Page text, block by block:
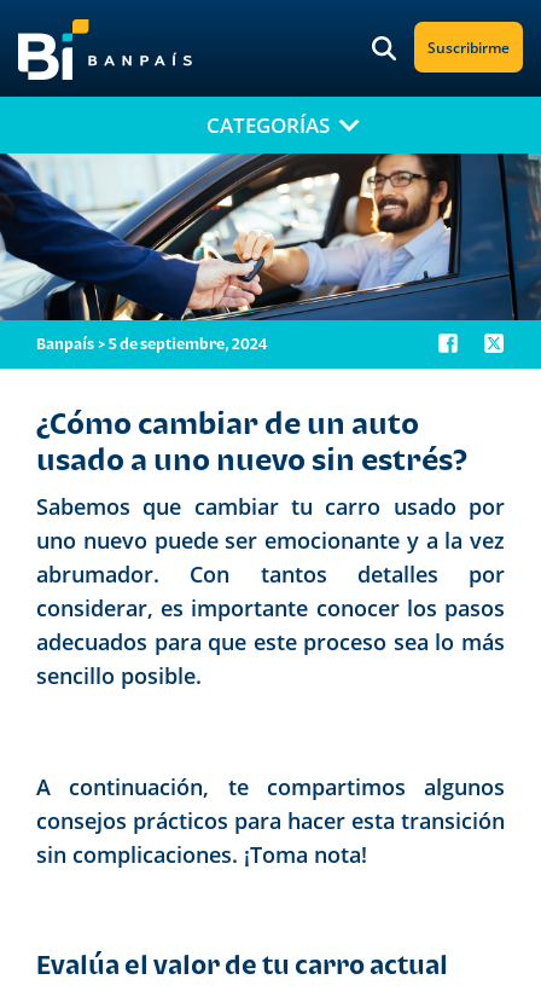
Suscribirme
¡No te pierdas nuestro nuevo contenido!
Suscríbete a nuestro blog y recibe mensualmente en tu correo
electrónico, las noticias más relevantes.
CATEGORÍAS
Banpaís > 5 de septiembre, 2024
¿Cómo cambiar de un auto
usado a uno nuevo sin estrés?
Sabemos que cambiar tu carro usado por
uno nuevo puede ser emocionante y a la vez
abrumador. Con tantos detalles por
considerar, es importante conocer los pasos
adecuados para que este proceso sea lo más
sencillo posible.
A continuación, te compartimos algunos
consejos prácticos para hacer esta transición
sin complicaciones. ¡Toma nota!
Evalúa el valor de tu carro actual